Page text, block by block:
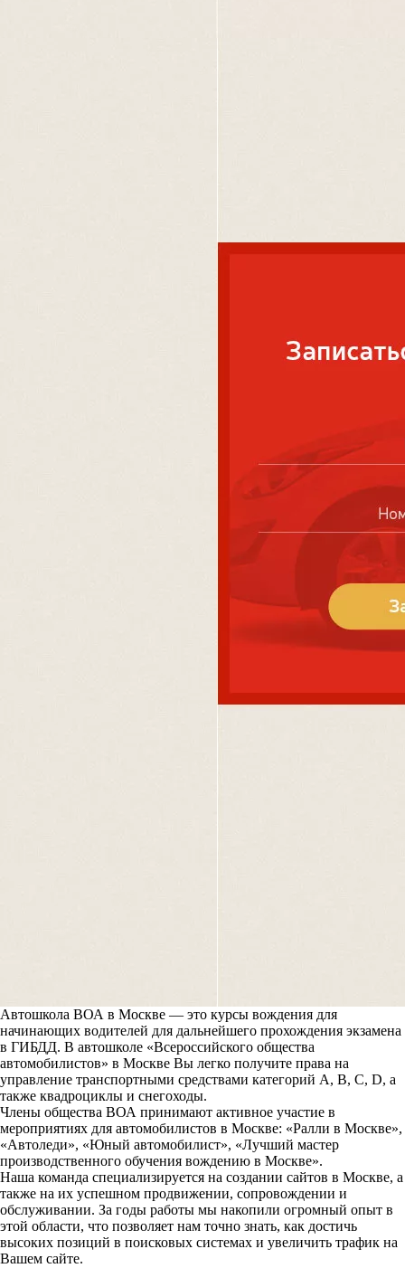
Автошкола ВОА в Москве — это курсы вождения для
начинающих водителей для дальнейшего прохождения экзамена
в ГИБДД. В автошколе «Всероссийского общества
автомобилистов» в Москве Вы легко получите права на
управление транспортными средствами категорий A, B, C, D, а
также квадроциклы и снегоходы.
Члены общества ВОА принимают активное участие в
мероприятиях для автомобилистов в Москве: «Ралли в Москве»,
«Автоледи», «Юный автомобилист», «Лучший мастер
производственного обучения вождению в Москве».
Наша команда специализируется на создании сайтов в Москве, а
также на их успешном продвижении, сопровождении и
обслуживании. За годы работы мы накопили огромный опыт в
этой области, что позволяет нам точно знать, как достичь
высоких позиций в поисковых системах и увеличить трафик на
Вашем сайте.